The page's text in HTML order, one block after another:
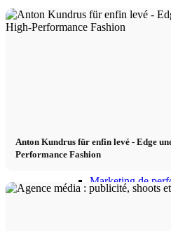
Couture x CM
Influenceurs
Marketing de
Anton Kundrus für enfin levé - Edge
Performance Fashion